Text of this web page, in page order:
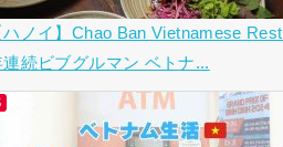
ハノイ】Chao Ban Vietnamese
連続ビブグルマン ベトナ...